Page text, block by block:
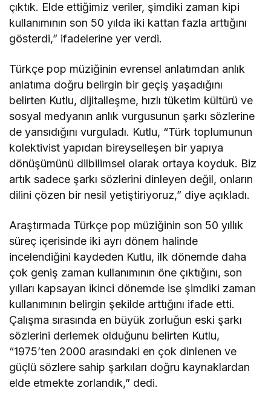
çıktık. Elde ettiğimiz veriler, şimdiki zaman kipi
kullanımının son 50 yılda iki kattan fazla arttığını
gösterdi,” ifadelerine yer verdi.
Türkçe pop müziğinin evrensel anlatımdan anlık
anlatıma doğru belirgin bir geçiş yaşadığını
belirten Kutlu, dijitalleşme, hızlı tüketim kültürü ve
sosyal medyanın anlık vurgusunun şarkı sözlerine
de yansıdığını vurguladı. Kutlu, “Türk toplumunun
kolektivist yapıdan bireyselleşen bir yapıya
dönüşümünü dilbilimsel olarak ortaya koyduk. Biz
artık sadece şarkı sözlerini dinleyen değil, onların
dilini çözen bir nesil yetiştiriyoruz,” diye açıkladı.
Araştırmada Türkçe pop müziğinin son 50 yıllık
süreç içerisinde iki ayrı dönem halinde
incelendiğini kaydeden Kutlu, ilk dönemde daha
çok geniş zaman kullanımının öne çıktığını, son
yılları kapsayan ikinci dönemde ise şimdiki zaman
kullanımının belirgin şekilde arttığını ifade etti.
Çalışma sırasında en büyük zorluğun eski şarkı
sözlerini derlemek olduğunu belirten Kutlu,
“1975’ten 2000 arasındaki en çok dinlenen ve
güçlü sözlere sahip şarkıları doğru kaynaklardan
elde etmekte zorlandık,” dedi.